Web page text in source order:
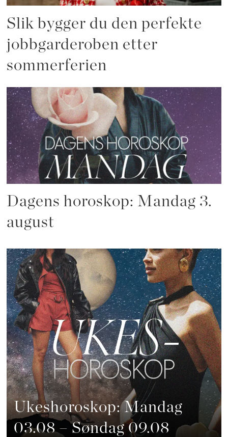
Slik bygger du den perfekte
jobbgarderoben etter
sommerferien
Dagens horoskop: Mandag 3.
august
Ukeshoroskop: Mandag
03.08 – Søndag 09.08